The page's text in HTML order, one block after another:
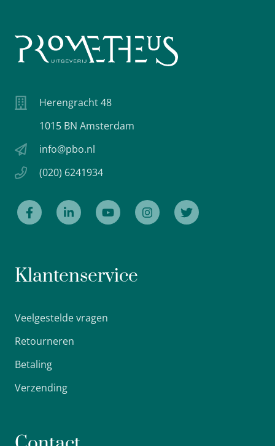
Herengracht 48
1015 BN Amsterdam
info@pbo.nl
(020) 6241934
Klantenservice
Veelgestelde vragen
Retourneren
Betaling
Verzending